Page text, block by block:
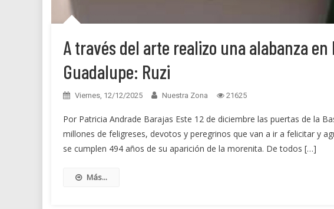
A través del arte realizo una alabanza
Guadalupe: Ruzi
Viernes, 12/12/2025 Nuestra Zona 21625
Por Patricia Andrade Barajas Este 12 de diciembre las puertas de la
millones de feligreses, devotos y peregrinos que van a ir a felicitar y
se cumplen 494 años de su aparición de la morenita. De todos […]
Más...